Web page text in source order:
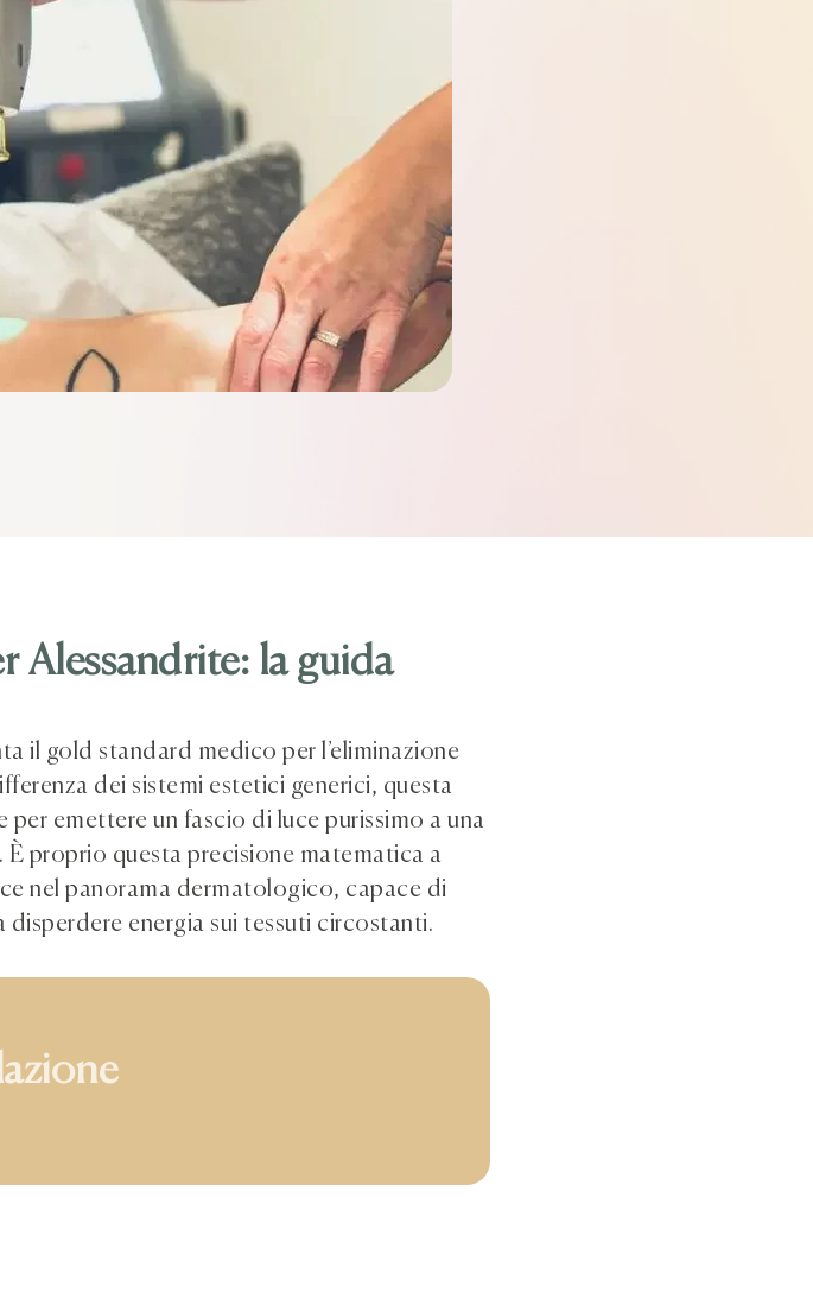
Alessandrite: la guida
il gold standard medico per l’eliminazione
dei sistemi estetici generici, questa
emettere un fascio di luce purissimo a una
È proprio questa precisione matematica a
nel panorama dermatologico, capace di
energia sui tessuti circostanti.